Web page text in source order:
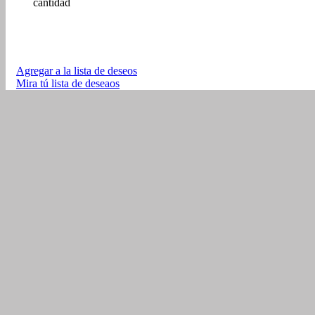
cantidad
Agregar a la lista de deseos
Mira tú lista de deseaos